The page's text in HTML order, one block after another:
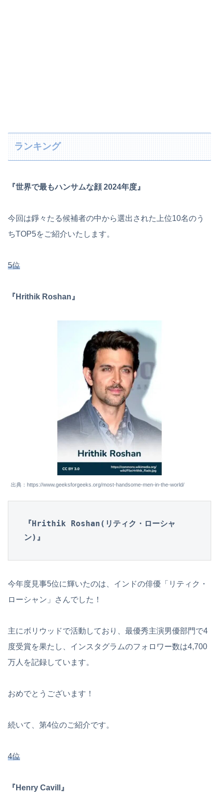
ランキング
『世界で最もハンサムな顔 2024年度』
今回は錚々たる候補者の中から選出された上位10名のう
ちTOP5をご紹介いたします。
5位
『Hrithik Roshan』
出典：https://www.geeksforgeeks.org/most-handsome-men-in-the-world/
『Hrithik Roshan(リティク・ローシャ
ン)』
今年度見事5位に輝いたのは、インドの俳優「リティク・
ローシャン」さんでした！
主にボリウッドで活動しており、最優秀主演男優部門で4
度受賞を果たし、インスタグラムのフォロワー数は4,700
万人を記録しています。
おめでとうございます！
続いて、第4位のご紹介です。
4位
『Henry Cavill』